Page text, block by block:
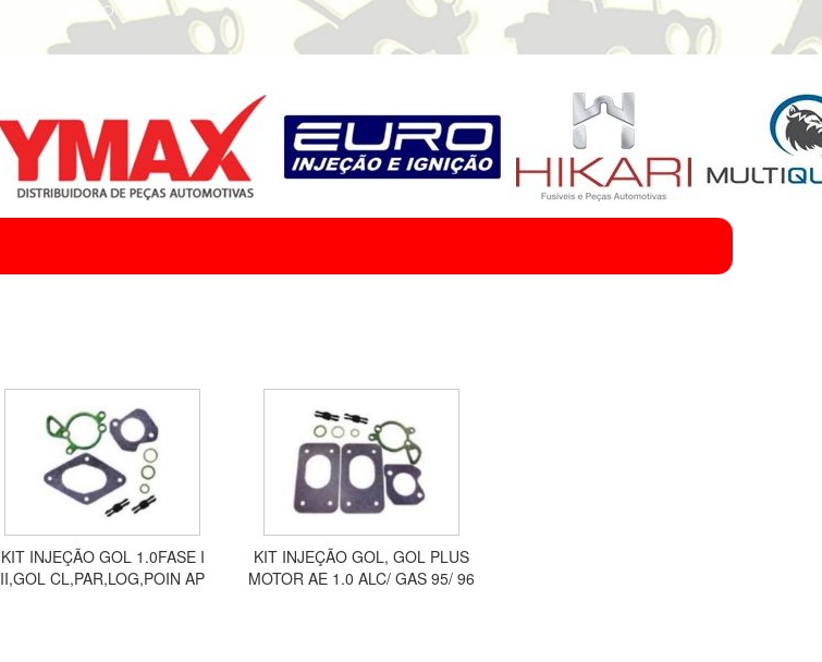
KIT INJEÇÃO GOL 1.0FASE I
II,GOL CL,PAR,LOG,POIN AP
KIT INJEÇÃO GOL, GOL PLUS
MOTOR AE 1.0 ALC/ GAS 95/ 96